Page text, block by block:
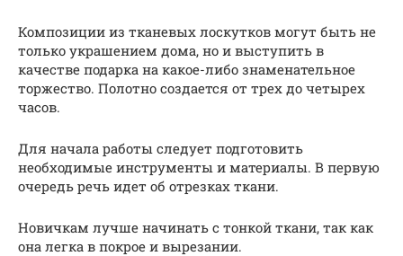
Композиции из тканевых лоскутков могут быть не
только украшением дома, но и выступить в
качестве подарка на какое-либо знаменательное
торжество. Полотно создается от трех до четырех
часов.
Для начала работы следует подготовить
необходимые инструменты и материалы. В первую
очередь речь идет об отрезках ткани.
Новичкам лучше начинать с тонкой ткани, так как
она легка в покрое и вырезании.